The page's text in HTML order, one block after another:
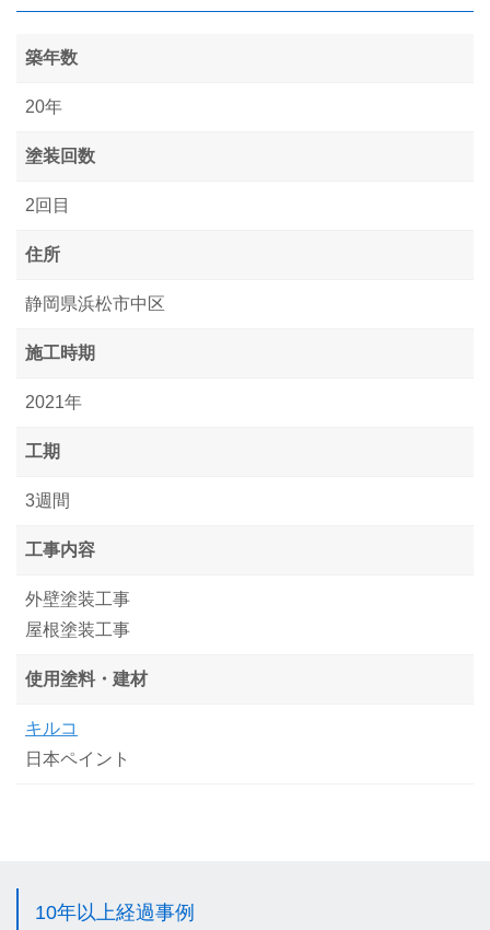
築年数
20年
塗装回数
2回目
住所
静岡県浜松市中区
施工時期
2021年
工期
3週間
工事内容
外壁塗装工事
屋根塗装工事
使用塗料・建材
キルコ
日本ペイント
10年以上経過事例